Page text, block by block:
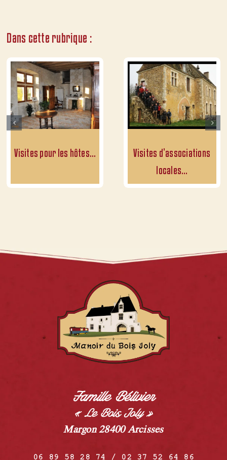
Dans cette rubrique :
Visites pour les hôtes…
Visites d’associations
locales…
Famille Bélivier
« Le Bois Joly »
Margon 28400 Arcisses